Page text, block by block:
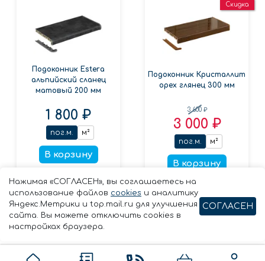
Подоконник Estera
альпийский сланец
матовый 200 мм
1 800 ₽
пог.м. м²
В корзину
Заказать в 1 клик
Подоконник Кристаллит
орех глянец 300 мм
3 600 ₽
3 000 ₽
пог.м. м²
Скидка
В корзину
Нажимая «СОГЛАСЕН», вы соглашаетесь на
использование файлов cookies и аналитику
Яндекс.Метрики и top.mail.ru для улучшения
сайта. Вы можете отключить cookies в
настройках браузера.
СОГЛАСЕН